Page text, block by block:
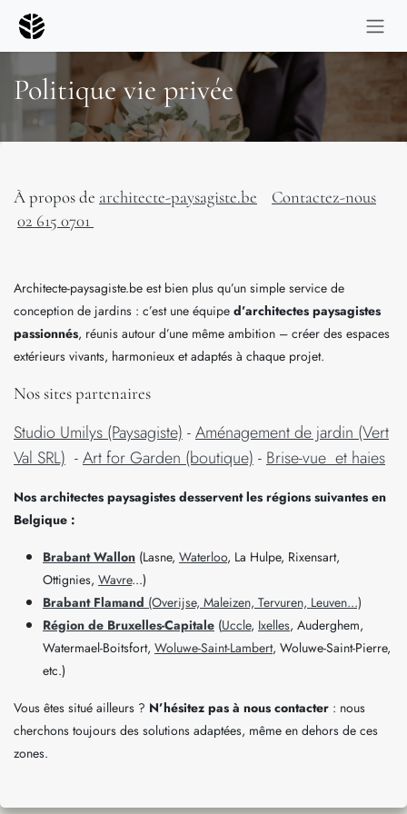
Se rendre au contenu
Politique vie privée
À propos de architecte-paysagiste.be
Contactez-nous
02 615 0701
Architecte-paysagiste.be est bien plus qu’un simple service de
conception de jardins : c’est une équipe d’architectes paysagistes
passionnés, réunis autour d’une même ambition – créer des espaces
extérieurs vivants, harmonieux et adaptés à chaque projet.
Nos sites partenaires
Studio Umilys (Paysagiste)-Aménagement de jardin (Vert
Val SRL) -Art for Garden (boutique)-Brise-vue et haies
Nos architectes paysagistes desservent les régions suivantes en
Belgique :
Brabant Wallon (Lasne, Waterloo, La Hulpe, Rixensart,
Ottignies, Wavre...)
Brabant Flamand (Overijse, Maleizen, Tervuren, Leuven...)
Région de Bruxelles-Capitale (Uccle, Ixelles, Auderghem,
Watermael-Boitsfort, Woluwe-Saint-Lambert, Woluwe-Saint-Pierre,
etc.)
Vous êtes situé ailleurs ? N’hésitez pas à nous contacter : nous
cherchons toujours des solutions adaptées, même en dehors de ces
zones.